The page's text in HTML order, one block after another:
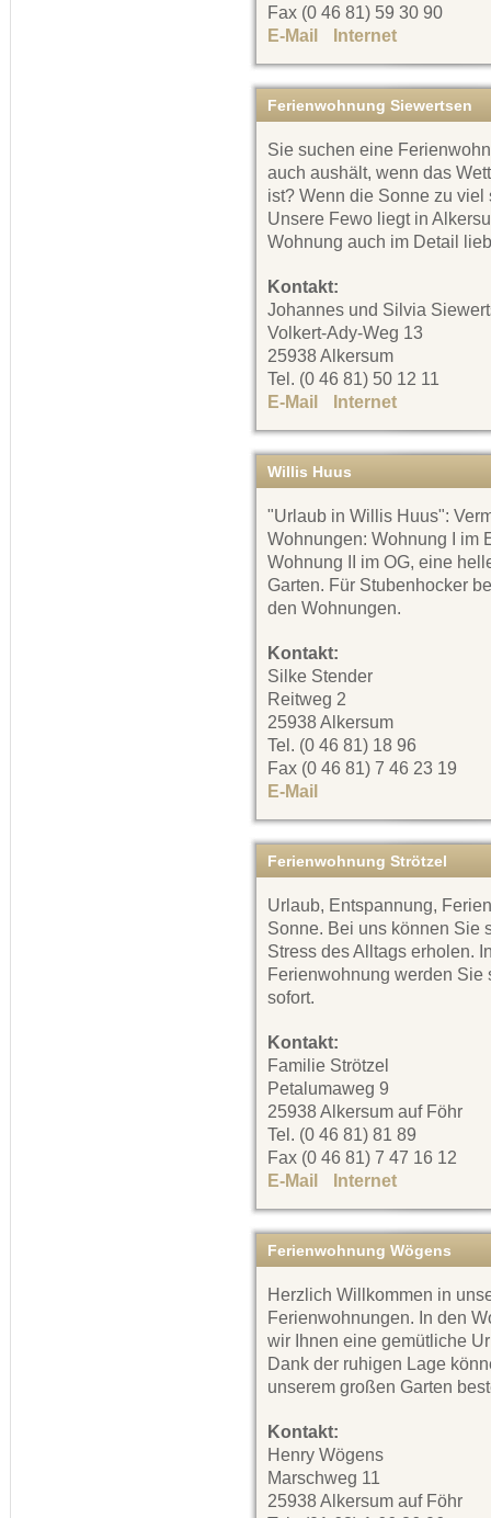
Fax (0 46 81) 59 30 90
E-Mail
Internet
Ferienwohnung Siewertsen
Sie suchen eine
auch aushält, wenn das
ist? Wenn die Sonne zu
Unsere Fewo liegt in
Wohnung auch im Detail
Kontakt:
Johannes und Silvia
Volkert-Ady-Weg 13
25938 Alkersum
Tel. (0 46 81) 50 12 11
E-Mail
Internet
Willis Huus
"Urlaub in Willis Huus":
Wohnungen: Wohnung I im
Wohnung II im OG, eine
Garten. Für Stubenhocker
den Wohnungen.
Kontakt:
Silke Stender
Reitweg 2
25938 Alkersum
Tel. (0 46 81) 18 96
Fax (0 46 81) 7 46 23 19
E-Mail
Ferienwohnung Strötzel
Urlaub, Entspannung,
Sonne. Bei uns können Sie
Stress des Alltags erholen.
Ferienwohnung werden
sofort.
Kontakt:
Familie Strötzel
Petalumaweg 9
25938 Alkersum auf Föhr
Tel. (0 46 81) 81 89
Fax (0 46 81) 7 47 16 12
E-Mail
Internet
Ferienwohnung Wögens
Herzlich Willkommen in
Ferienwohnungen. In den
wir Ihnen eine gemütliche
Dank der ruhigen Lage
unserem großen Garten
Kontakt:
Henry Wögens
Marschweg 11
25938 Alkersum auf Föhr